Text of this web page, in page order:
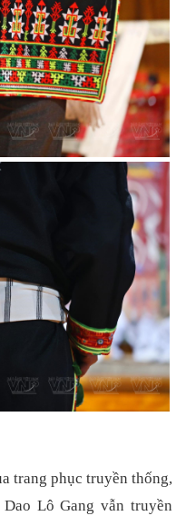
trang phục truyền thống,
Lô Gang vẫn truyền